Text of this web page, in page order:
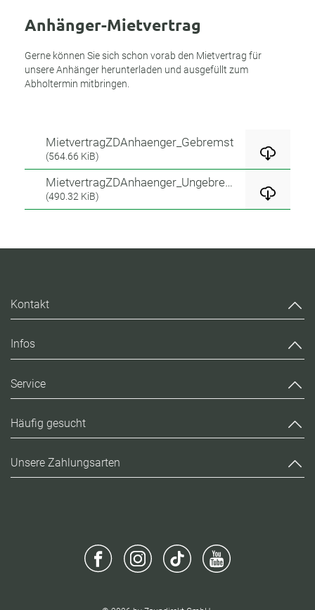
Anhänger-Mietvertrag
Gerne können Sie sich schon vorab den Mietvertrag für
unsere Anhänger herunterladen und ausgefüllt zum
Abholtermin mitbringen.
MietvertragZDAnhaenger_Gebremst
(564.66 KiB)
MietvertragZDAnhaenger_Ungebremst
(490.32 KiB)
Kontakt
Infos
Service
Häufig gesucht
Unsere Zahlungsarten